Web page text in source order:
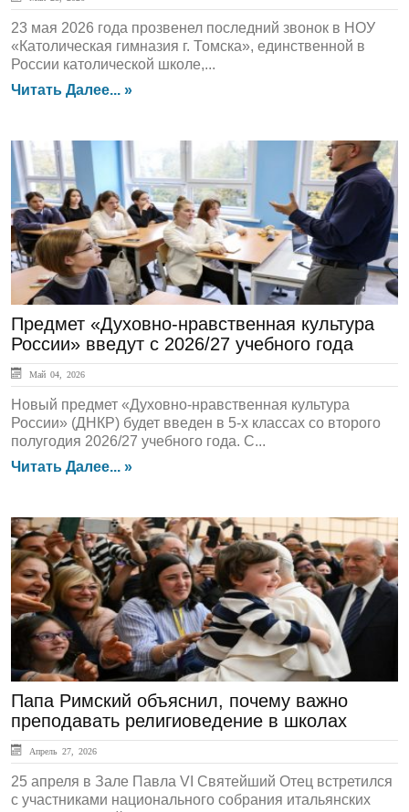
23 мая 2026 года прозвенел последний звонок в НОУ
«Католическая гимназия г. Томска», единственной в
России католической школе,...
Читать Далее... »
ЛЕНТА НОВОСТЕЙ
Предмет «Духовно-нравственная культура
России» введут с 2026/27 учебного года
Май 04, 2026
Новый предмет «Духовно-нравственная культура
России» (ДНКР) будет введен в 5-х классах со второго
полугодия 2026/27 учебного года. С...
Читать Далее... »
ЛЕНТА НОВОСТЕЙ
Папа Римский объяснил, почему важно
преподавать религиоведение в школах
Апрель 27, 2026
25 апреля в Зале Павла VI Святейший Отец встретился
с участниками национального собрания итальянских